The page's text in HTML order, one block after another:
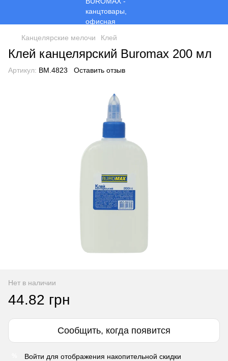
Канцелярские мелочи Клей
Клей канцелярский Buromax 200 мл
Артикул: BM.4823 Оставить отзыв
Нет в наличии
44.82 грн
Сообщить, когда появится
Войти для отображения накопительной скидки